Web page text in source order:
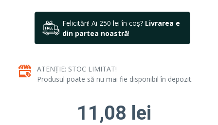
Felicitări! Ai 250 lei în coș? Livrarea e
din partea noastră!
ATENȚIE: STOC LIMITAT!
Produsul poate să nu mai fie disponibil în depozit.
11,08 lei